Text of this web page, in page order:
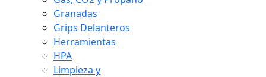
Granadas
Grips Delanteros
Herramientas
HPA
Limpieza y